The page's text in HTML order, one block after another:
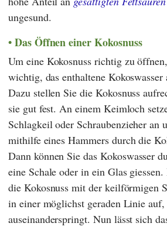
ungesund.
Das Öffnen einer Kokosnuss
Um eine Kokosnuss richtig zu
wichtig, das enthaltene Kokoswasser
Dazu stellen Sie die Kokosnuss
sie gut fest. An einem Keimloch
Schlagkeil oder Schraubenzieher an
mithilfe eines Hammers durch die
Dann können Sie das Kokoswasser
eine Schale oder in ein Glas
die Kokosnuss mit der keilförmigen
in einer möglichst geraden Linie
auseinanderspringt. Nun lässt sich